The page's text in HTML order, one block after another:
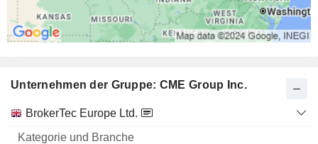
Unternehmen der Gruppe: CME Group Inc.
Name
Kategorie
Branche
BrokerTec Europe Ltd.